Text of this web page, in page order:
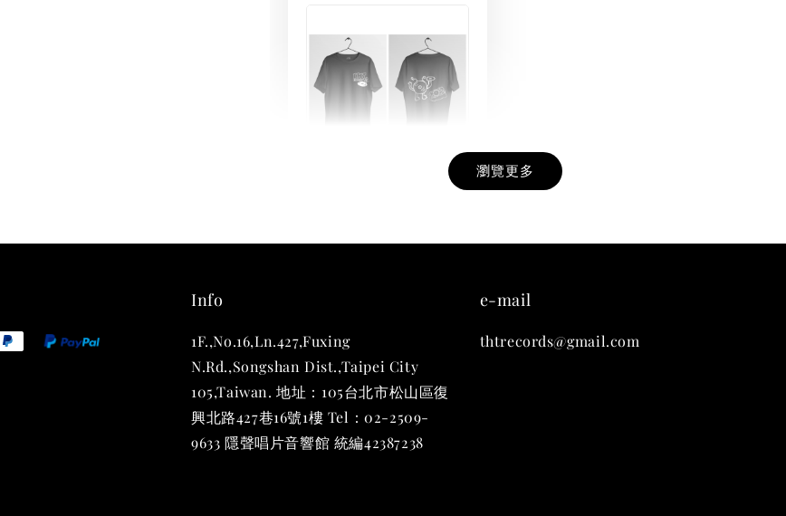
THT 九週年紀念 T-
瀏覽更多
Info
1F.,No.16,Ln.427,Fuxing
N.Rd.,Songshan Dist.,Taipei City
105,Taiwan. 地址：105台北市松山區復
興北路427巷16號1樓 Tel：02-2509-
9633 隱聲唱片音響館 統編42387238
e-mail
thtrecords@gmail.com